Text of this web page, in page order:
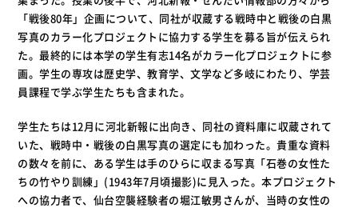
「戦後80年」企画について、同社が収蔵する戦時中と戦後の白黒
写真のカラー化プロジェクトに協力する学生を募る旨が伝えられ
た。最終的には本学の学生有志14名がカラー化プロジェクトに参
画。学生の専攻は歴史学、教育学、文学など多岐にわたり、学芸
員課程で学ぶ学生たちも含まれた。
学生たちは12月に河北新報に出向き、同社の資料庫に収蔵されて
いた、戦時中・戦後の白黒写真の選定にも加わった。貴重な資料
の数々を前に、ある学生は手のひらに収まる写真「石巻の女性た
ちの竹やり訓練」(1943年7月頃撮影)に見入った。本プロジェクト
への協力者で、仙台空襲経験者の堀江敏男さんが、当時の女性の